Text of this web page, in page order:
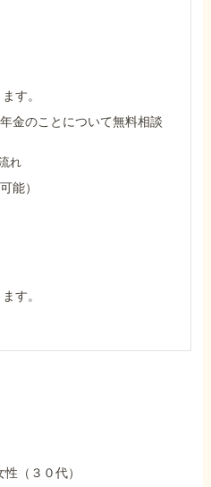
す。
金のことについて無料相談
れ
能）
す。
（３０代）